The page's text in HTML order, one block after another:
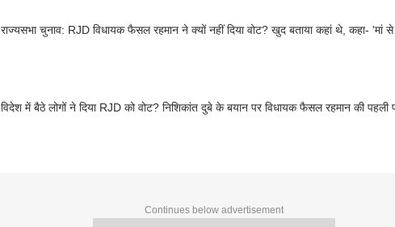
राज्यसभा चुनाव: RJD विधायक फैसल रहमान ने क्यों नहीं दिया वोट? खुद बताया कहां थे, कहा- 'मां
विदेश में बैठे लोगों ने दिया RJD को वोट? निशिकांत दुबे के बयान पर विधायक फैसल रहमान की पहली
Continues below advertisement